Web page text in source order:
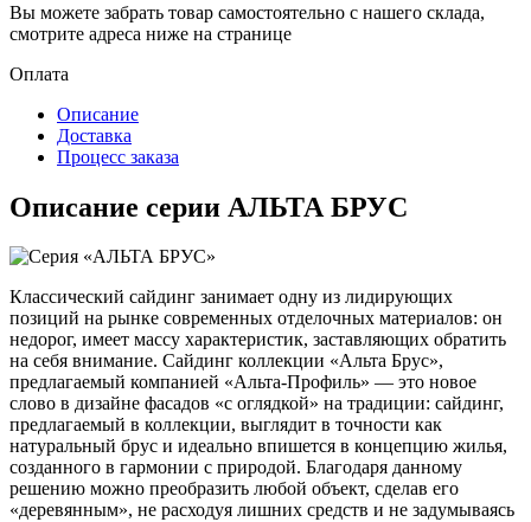
Вы можете забрать товар самостоятельно с нашего склада,
смотрите адреса ниже на странице
Оплата
Описание
Доставка
Процесс заказа
Описание серии АЛЬТА БРУС
Классический сайдинг занимает одну из лидирующих
позиций на рынке современных отделочных материалов: он
недорог, имеет массу характеристик, заставляющих обратить
на себя внимание. Сайдинг коллекции «Альта Брус»,
предлагаемый компанией «Альта-Профиль» — это новое
слово в дизайне фасадов «с оглядкой» на традиции: сайдинг,
предлагаемый в коллекции, выглядит в точности как
натуральный брус и идеально впишется в концепцию жилья,
созданного в гармонии с природой. Благодаря данному
решению можно преобразить любой объект, сделав его
«деревянным», не расходуя лишних средств и не задумываясь